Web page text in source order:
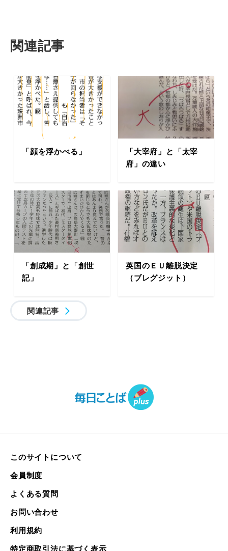
関連記事
「顔を浮かべる」
「大宰府」と「太宰
府」の違い
「創成期」と「創世
記」
英国のＥＵ離脱決定
（ブレグジット）
関連記事
このサイトについて
会員制度
よくある質問
お問い合わせ
利用規約
特定商取引法に基づく表示